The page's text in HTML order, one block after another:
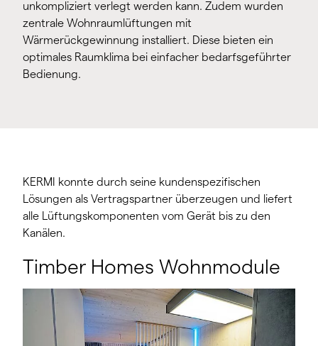
unkompliziert verlegt werden kann. Zudem wurden
zentrale Wohnraumlüftungen mit
Wärmerückgewinnung installiert. Diese bieten ein
optimales Raumklima bei einfacher bedarfsgeführter
Bedienung.
KERMI konnte durch seine kundenspezifischen
Lösungen als Vertragspartner überzeugen und liefert
alle Lüftungskomponenten vom Gerät bis zu den
Kanälen.
Timber Homes Wohnmodule